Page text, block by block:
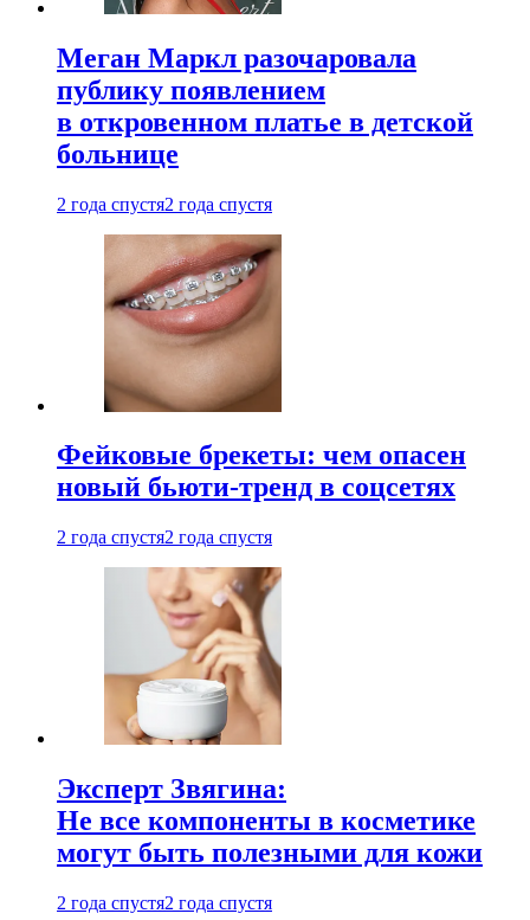
Меган Маркл разочаровала
публику появлением
в откровенном платье в детской
больнице
2 года спустя2 года спустя
Фейковые брекеты: чем опасен
новый бьюти-тренд в соцсетях
2 года спустя2 года спустя
Эксперт Звягина:
Не все компоненты в косметике
могут быть полезными для кожи
2 года спустя2 года спустя